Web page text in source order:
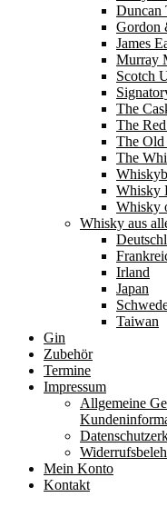
Duncan
Gordon
James
Murray
Scotch
The
The
The Old
The
Whisky
Whisky
Whisky aus
Irland
Japan
Taiwan
Gin
Zubehör
Termine
Impressum
Allgemeine
Mein Konto
Kontakt